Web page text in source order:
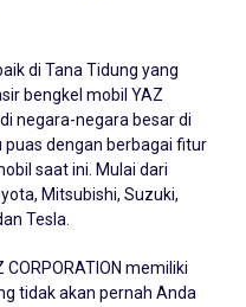
di Tana Tidung yang
bengkel mobil YAZ
negara-negara besar di
puas dengan berbagai fitur
saat ini. Mulai dari
Mitsubishi, Suzuki,
Tesla.
memiliki
tidak akan pernah Anda